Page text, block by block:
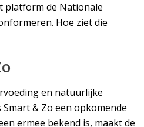
platform de Nationale
Hoe ziet die
en natuurlijke
& Zo een opkomende
ermee bekend is, maakt de